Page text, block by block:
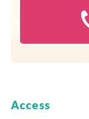
Access